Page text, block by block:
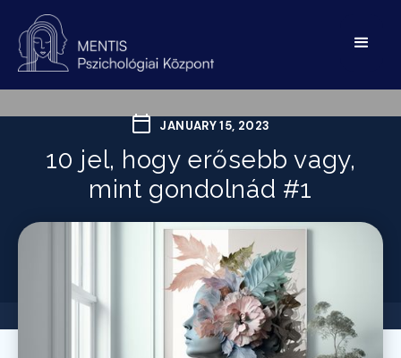
JANUARY 15, 2023
10 jel, hogy erősebb vagy,
mint gondolnád #1